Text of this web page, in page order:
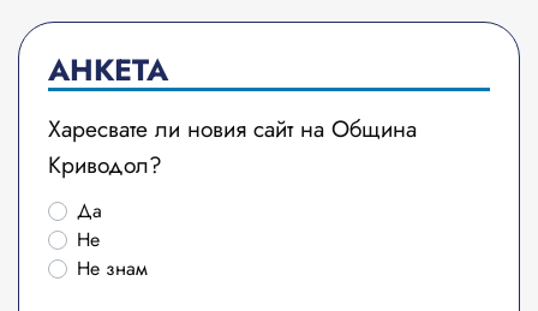
АНКЕТА
Харесвате ли новия сайт на Община
Криводол?
Да
Не
Не знам